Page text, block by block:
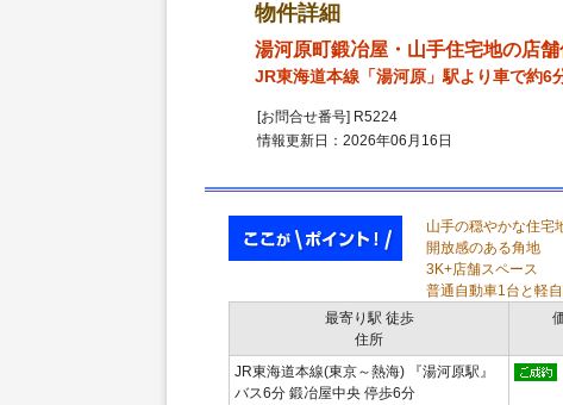
物件詳細
湯河原町鍛冶屋・山手住宅地の店
JR東海道本線「湯河原」駅より車で約6
[お問合せ番号] R5224
情報更新日：2026年06月16日
山手の穏やかな住宅
開放感のある角地
3K+店舗スペース
普通自動車1台と軽
最寄り駅 徒歩
住所
JR東海道本線(東京～熱海) 『湯河原駅』
バス6分 鍛冶屋中央 停歩6分